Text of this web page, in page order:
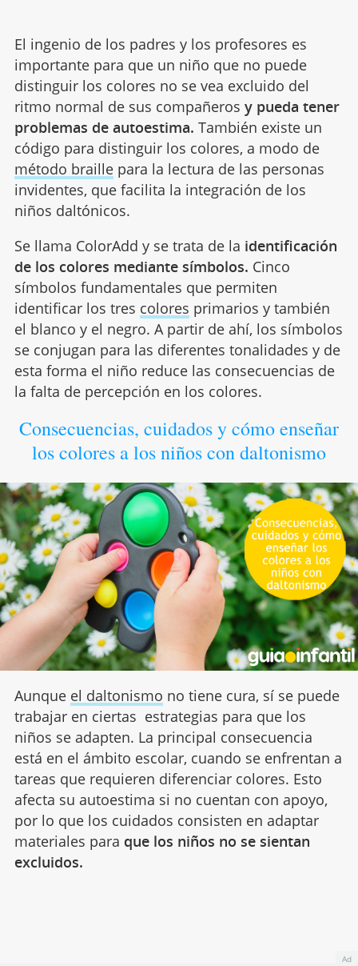
El ingenio de los padres y los profesores es
importante para que un niño que no puede
distinguir los colores no se vea excluido del
ritmo normal de sus compañeros y pueda tener
problemas de autoestima. También existe un
código para distinguir los colores, a modo de
método braillepara la lectura de las personas
invidentes, que facilita la integración de los
niños daltónicos.
Se llama ColorAdd y se trata de la identificación
de los colores mediante símbolos. Cinco
símbolos fundamentales que permiten
identificar los tres colores primarios y también
el blanco y el negro. A partir de ahí, los símbolos
se conjugan para las diferentes tonalidades y de
esta forma el niño reduce las consecuencias de
la falta de percepción en los colores.
Consecuencias, cuidados y cómo enseñar
los colores a los niños con daltonismo
Aunque el daltonismo no tiene cura, sí se puede
trabajar en ciertas estrategias para que los
niños se adapten. La principal consecuencia
está en el ámbito escolar, cuando se enfrentan a
tareas que requieren diferenciar colores. Esto
afecta su autoestima si no cuentan con apoyo,
por lo que los cuidados consisten en adaptar
materiales para que los niños no se sientan
excluidos.
Ad